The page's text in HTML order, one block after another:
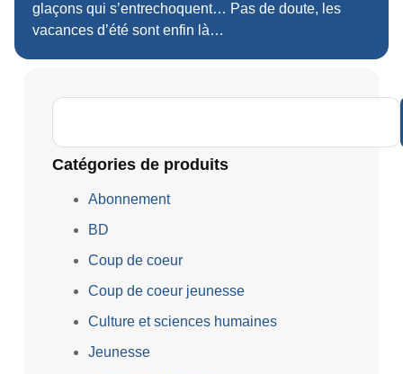
glaçons qui s’entrechoquent… Pas de doute, les
vacances d’été sont enfin là…
Catégories de produits
Abonnement
BD
Coup de coeur
Coup de coeur jeunesse
Culture et sciences humaines
Jeunesse